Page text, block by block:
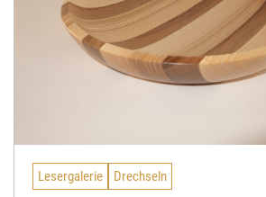
Lesergalerie Drechseln